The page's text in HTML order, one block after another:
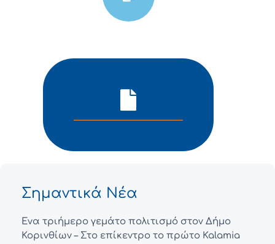
Σημαντικά Νέα
Ένα τριήμερο γεμάτο πολιτισμό στον Δήμο
Κορινθίων – Στο επίκεντρο το πρώτο Kalamia